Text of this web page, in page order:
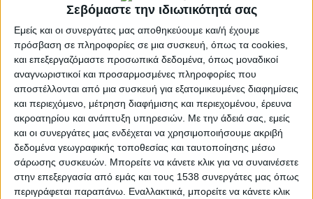
Σεβόμαστε την ιδιωτικότητά σας
Εμείς και οι συνεργάτες μας αποθηκεύουμε και/ή έχουμε
πρόσβαση σε πληροφορίες σε μια συσκευή, όπως τα cookies,
και επεξεργαζόμαστε προσωπικά δεδομένα, όπως μοναδικοί
αναγνωριστικοί και προσαρμοσμένες πληροφορίες που
αποστέλλονται από μια συσκευή για εξατομικευμένες διαφημίσεις
και περιεχόμενο, μέτρηση διαφήμισης και περιεχομένου, έρευνα
ακροατηρίου και ανάπτυξη υπηρεσιών. Με την άδειά σας, εμείς
και οι συνεργάτες μας ενδέχεται να χρησιμοποιήσουμε ακριβή
δεδομένα γεωγραφικής τοποθεσίας και ταυτοποίησης μέσω
σάρωσης συσκευών. Μπορείτε να κάνετε κλικ για να συναινέσετε
στην επεξεργασία από εμάς και τους 1538 συνεργάτες μας όπως
περιγράφεται παραπάνω. Εναλλακτικά, μπορείτε να κάνετε κλικ
αληθινή αλλαγή μοιάζει σκανδαλώδης κι έχει αντίτιμο|
Οι περισσότεροι…
Διαβάστε περισσότερα